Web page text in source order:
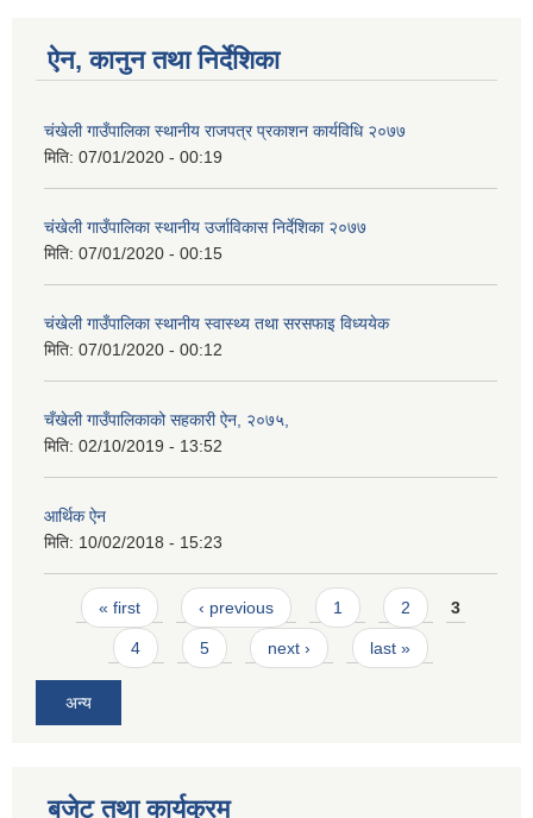
ऐन, कानुन तथा निर्देशिका
चंखेली गाउँपालिका स्थानीय राजपत्र प्रकाशन कार्यविधि २०७७
मिति: 07/01/2020 - 00:19
चंखेली गाउँपालिका स्थानीय उर्जाविकास निर्देशिका २०७७
मिति: 07/01/2020 - 00:15
चंखेली गाउँपालिका स्थानीय स्वास्थ्य तथा सरसफाइ विध्ययेक
मिति: 07/01/2020 - 00:12
चँखेली गाउँपालिकाको सहकारी ऐन, २०७५,
मिति: 02/10/2019 - 13:52
आर्थिक ऐन
मिति: 10/02/2018 - 15:23
Pages
« first ‹ previous 1 2 3
4 5 next › last »
अन्य
बजेट तथा कार्यक्रम